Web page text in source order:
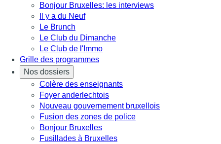
Bonjour Bruxelles: les interviews
Il y a du Neuf
Le Brunch
Le Club du Dimanche
Le Club de l'Immo
Grille des programmes
Nos dossiers
Colère des enseignants
Foyer anderlechtois
Nouveau gouvernement bruxellois
Fusion des zones de police
Bonjour Bruxelles
Fusillades à Bruxelles